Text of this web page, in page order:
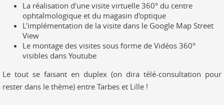
La réalisation d'une visite virtuelle 360° du centre
ophtalmologique et du magasin d'optique
L'implémentation de la visite dans le Google Map Street
View
Le montage des visites sous forme de Vidéos 360°
visibles dans Youtube
Le tout se faisant en duplex (on dira télé-consultation pour
rester dans le thème) entre Tarbes et Lille !